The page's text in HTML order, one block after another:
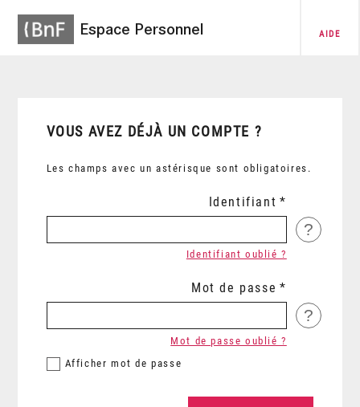
Espace Personnel AIDE
VOUS AVEZ DÉJÀ UN COMPTE ?
Les champs avec un astérisque sont obligatoires.
Identifiant
?
Identifiant oublié ?
Mot de passe
?
Afficher mot de passe
Mot de passe oublié ?